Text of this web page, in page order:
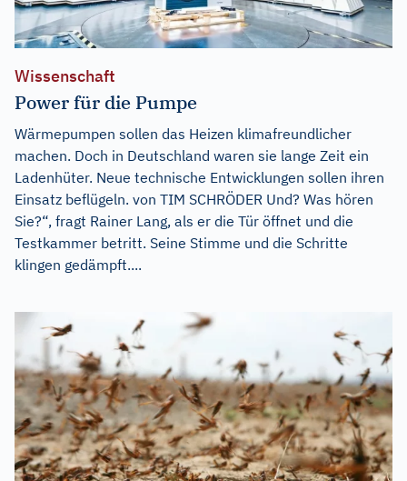
Wissenschaft
Power für die Pumpe
Wärmepumpen sollen das Heizen klimafreundlicher
machen. Doch in Deutschland waren sie lange Zeit ein
Ladenhüter. Neue technische Entwicklungen sollen ihren
Einsatz beflügeln. von TIM SCHRÖDER Und? Was hören
Sie?“, fragt Rainer Lang, als er die Tür öffnet und die
Testkammer betritt. Seine Stimme und die Schritte
klingen gedämpft....